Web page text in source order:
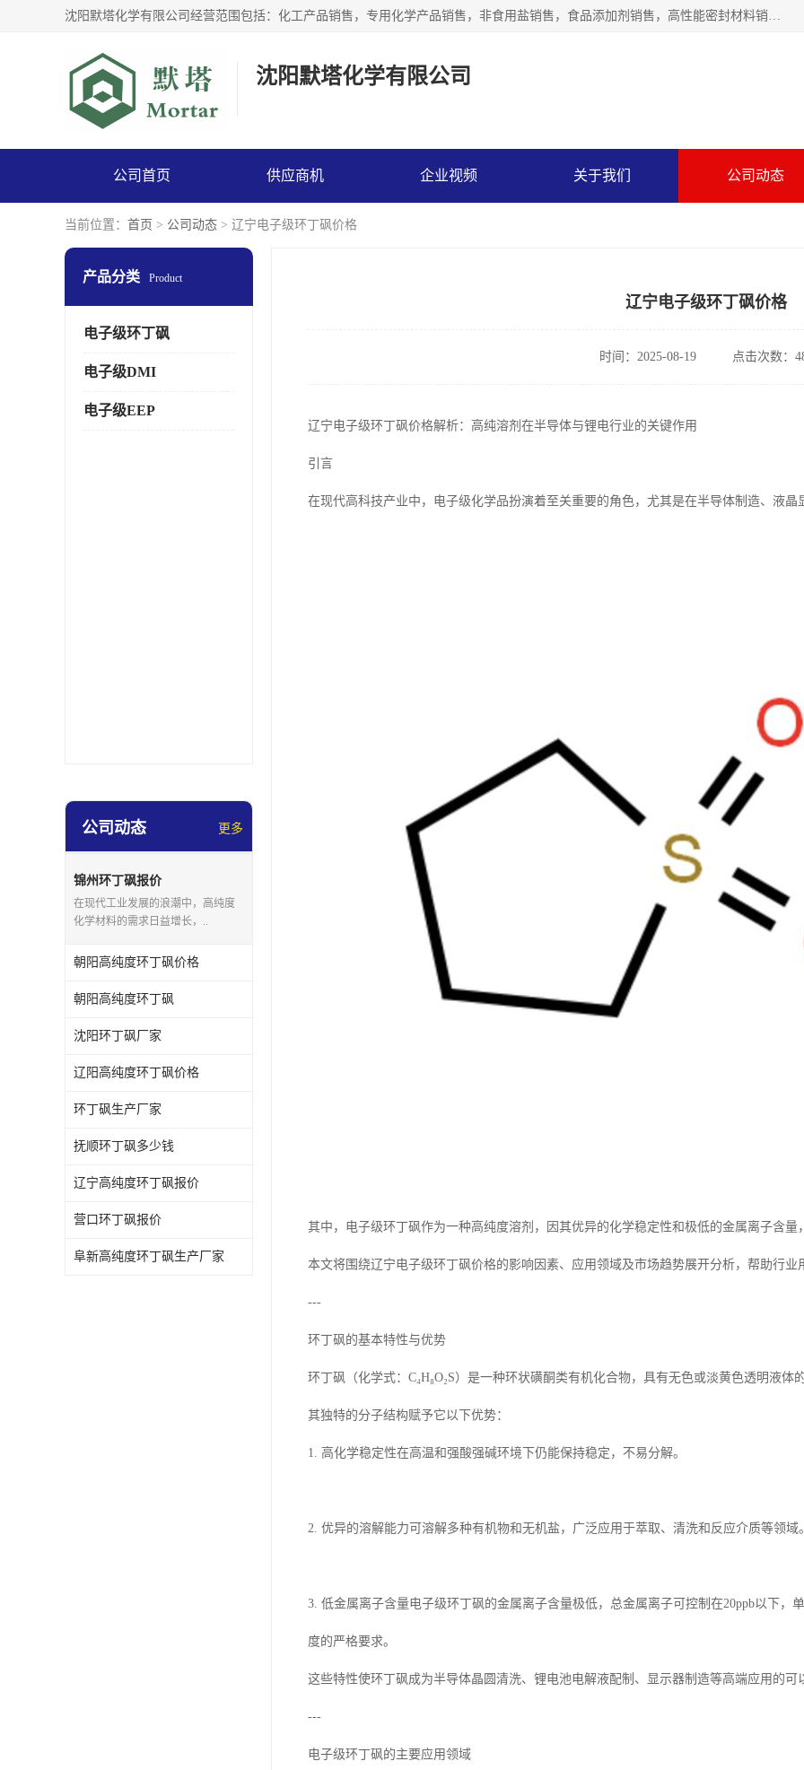
沈阳默塔化学有限公司经营范围包括：化工产品销售，专用化学产品销售，非食用盐销售，食品添加剂销售，高性能密封材料销售，涂料销售，合成材料销售，工程塑料及合成树脂销售等；主要产品有高纯电子级环丁砜，总金属离子可控制在ppb级别、纯度高、颜色浅、耐高温分解时间长，特别适合于半导体制造，硅片晶圆制造，清洗湿电子化学品，锂电池电解液，电子油墨，特种材料等高端行业；也适用于医药合成。
沈阳默塔化学有限公司
公司首页 供应商机 企业视频 关于我们 公司动态
当前位置： 首页 > 公司动态 > 辽宁电子级环丁砜价格
产品分类 Product
电子级环丁砜
电子级DMI
电子级EEP
公司动态 更多
锦州环丁砜报价
在现代工业发展的浪潮中，高纯度
化学材料的需求日益增长，..
朝阳高纯度环丁砜价格
朝阳高纯度环丁砜
沈阳环丁砜厂家
辽阳高纯度环丁砜价格
环丁砜生产厂家
抚顺环丁砜多少钱
辽宁高纯度环丁砜报价
营口环丁砜报价
阜新高纯度环丁砜生产厂家
辽宁电子级环丁砜价格
时间：2025-08-19 点击次数：
辽宁电子级环丁砜价格解析：高纯溶剂在半导体与锂电行业的关键作用
引言
在现代高科技产业中，电子级化学品扮演着至关重要的角色，尤其是在半导体制造、液晶
其中，电子级环丁砜作为一种高纯度溶剂，因其优异的化学稳定性和极低的金属离子含量
本文将围绕辽宁电子级环丁砜价格的影响因素、应用领域及市场趋势展开分析，帮助行业
---
环丁砜的基本特性与优势
环丁砜（化学式：C₄H₈O₂S）是一种环状磺酮类有机化合物，具有无色或淡黄色透明液体
其独特的分子结构赋予它以下优势：
1. 高化学稳定性在高温和强酸强碱环境下仍能保持稳定，不易分解。
2. 优异的溶解能力可溶解多种有机物和无机盐，广泛应用于萃取、清洗和反应介质等领域。
3. 低金属离子含量电子级环丁砜的金属离子含量极低，总金属离子可控制在20ppb以下，
度的严格要求。
这些特性使环丁砜成为半导体晶圆清洗、锂电池电解液配制、显示器制造等高端应用的可
---
电子级环丁砜的主要应用领域